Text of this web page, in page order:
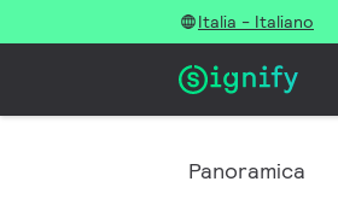
Italia - Italiano
Panoramica